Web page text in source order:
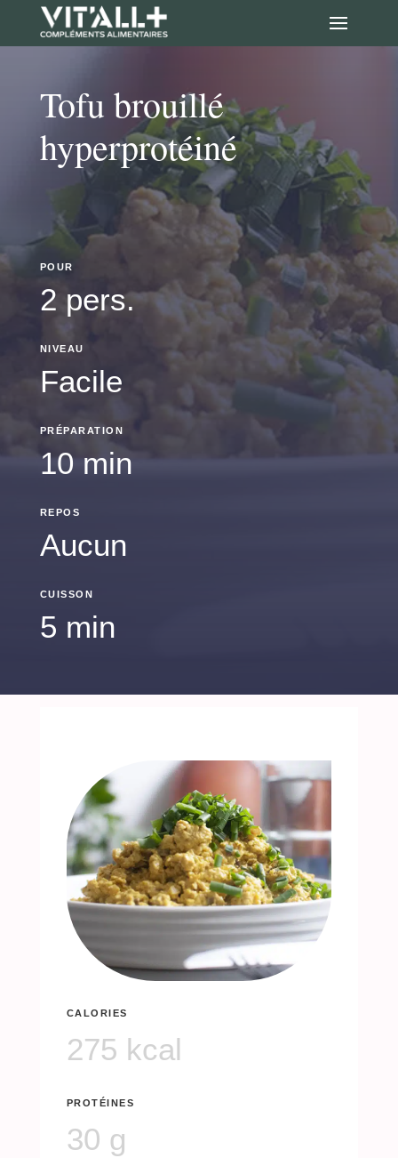
Tofu brouillé
hyperprotéiné
POUR
2 pers.
NIVEAU
Facile
PRÉPARATION
10 min
REPOS
Aucun
CUISSON
5 min
CALORIES
275 kcal
PROTÉINES
30 g